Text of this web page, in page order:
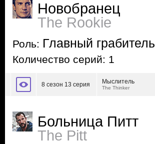
Новобранец
The Rookie
Роль: Главный грабитель
Количество серий: 1
8 сезон 13 серия Мыслитель
The Thinker
Больница Питт
The Pitt